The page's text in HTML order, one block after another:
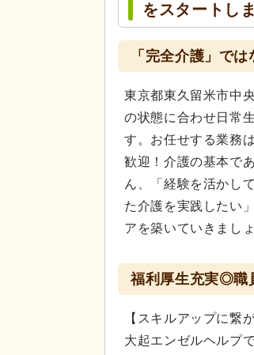
をスタートし
「完全介護」で
東京都東久留米市中
の状態に合わせ日常
す。お任せする業務
歓迎！介護の基本で
ん、「経験を活かし
た介護を実践したい
アを築いていきましょ
福利厚生充実◎職
【スキルアップに繋
大起エンゼルヘルプ